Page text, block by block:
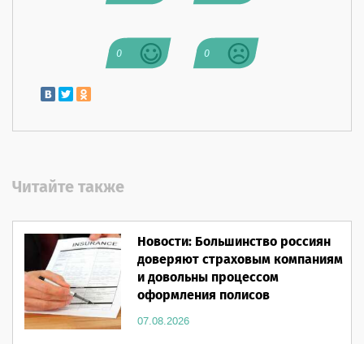
0 0
Читайте также
Новости: Большинство россиян
доверяют страховым компаниям
и довольны процессом
оформления полисов
07.08.2026